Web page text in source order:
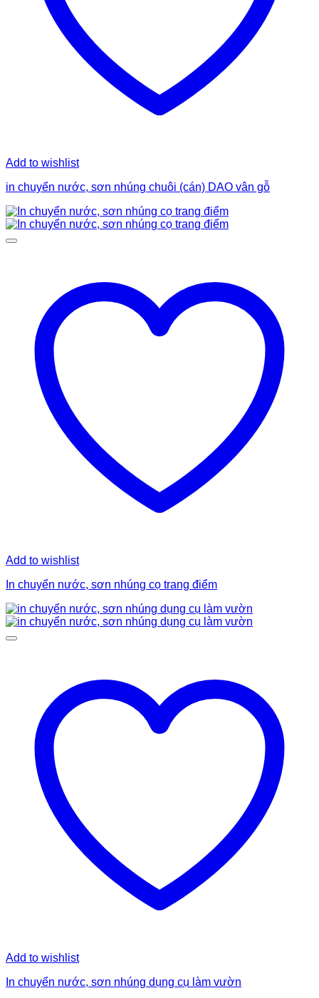
Add to wishlist
in chuyển nước, sơn nhúng chuôi (cán) DAO vân gỗ
Add to wishlist
In chuyển nước, sơn nhúng cọ trang điểm
Add to wishlist
In chuyển nước, sơn nhúng dụng cụ làm vườn